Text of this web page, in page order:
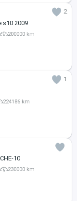
2
s10 2009
200000 km
1
224186 km
10
230000 km